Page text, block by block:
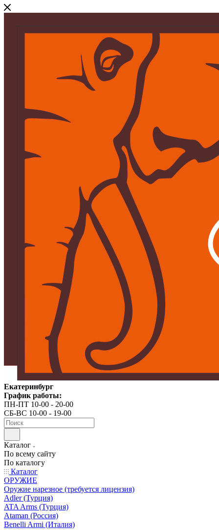
Екатеринбург
График работы:
ПН-ПТ 10-00 - 20-00
СБ-ВС 10-00 - 19-00
Каталог
По всему сайту
По каталогу
Каталог
ОРУЖИЕ
Оружие нарезное (требуется лицензия)
Adler (Турция)
ATA Arms (Турция)
Ataman (Россия)
Benelli Armi (Италия)